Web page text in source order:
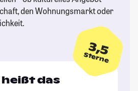
den Wohnungsmarkt oder
3,5
Sterne
heißt das